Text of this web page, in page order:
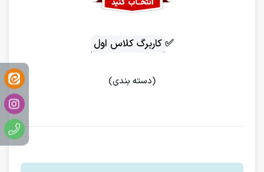
✅کاربرگ کلاس اول
(دسته بندی)